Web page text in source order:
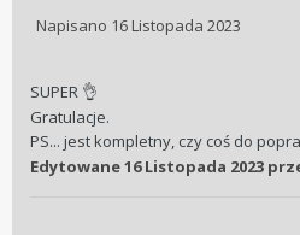
Napisano 16 Listopada 2023
SUPER 👌
Gratulacje.
PS... jest kompletny, czy coś do
Edytowane16 Listopada 2023